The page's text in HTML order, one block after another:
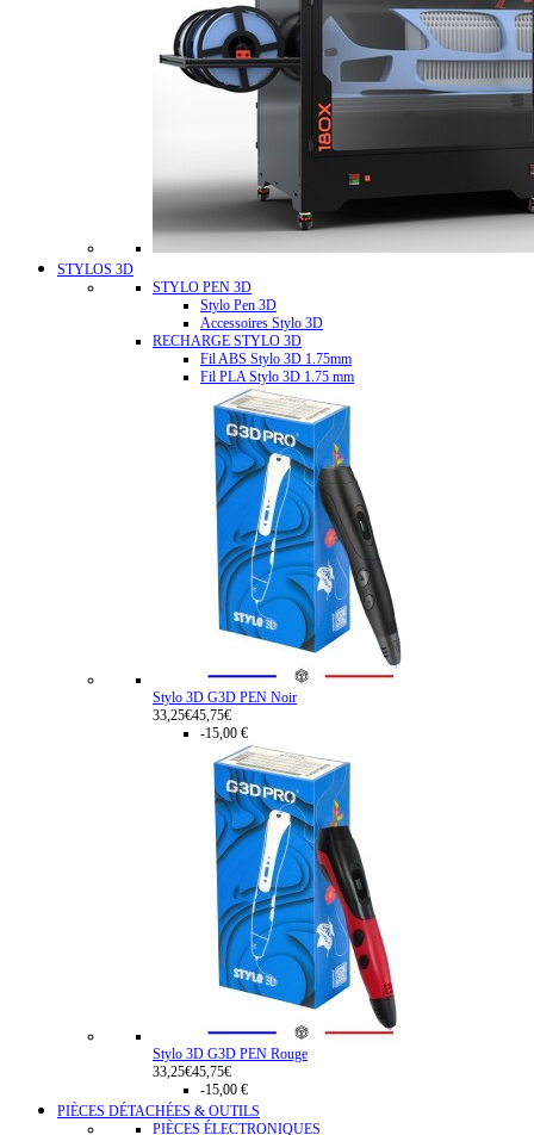
STYLOS 3D
STYLO PEN 3D
Stylo Pen 3D
Accessoires Stylo 3D
RECHARGE STYLO 3D
Fil ABS Stylo 3D 1.75mm
Fil PLA Stylo 3D 1.75 mm
Stylo 3D G3D PEN Noir
33,25€45,75€
-15,00 €
Stylo 3D G3D PEN Rouge
33,25€45,75€
-15,00 €
PIÈCES DÉTACHÉES & OUTILS
PIÈCES ÉLECTRONIQUES